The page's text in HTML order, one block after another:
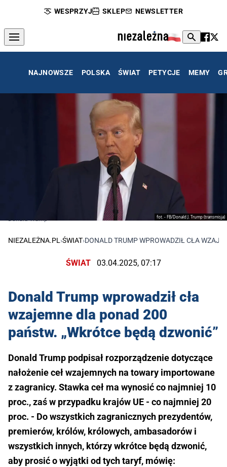
WESPRZYJ SKLEP NEWSLETTER
NAJNOWSZE POLSKA ŚWIAT PETYCJE MEMY
fot. - FB/Donald J. Trump (transmisja)
Donald Trump
NIEZALEŻNA.PL ›ŚWIAT›DONALD TRUMP WPROWADZIŁ CŁA
ŚWIAT 03.04.2025, 07:17
Donald Trump wprowadził cła
wzajemne dla ponad 200
państw. „Wkrótce będą dzwonić”
Donald Trump podpisał rozporządzenie dotyczące
nałożenie ceł wzajemnych na towary importowane
z zagranicy. Stawka ceł ma wynosić co najmniej 10
proc., zaś w przypadku krajów UE - co najmniej 20
proc. - Do wszystkich zagranicznych prezydentów,
premierów, królów, królowych, ambasadorów i
wszystkich innych, którzy wkrótce będą dzwonić,
aby prosić o wyjątki od tych taryf, mówię: